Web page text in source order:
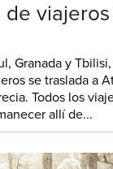
de
Granada y
se traslada a
Todos los
allí de...